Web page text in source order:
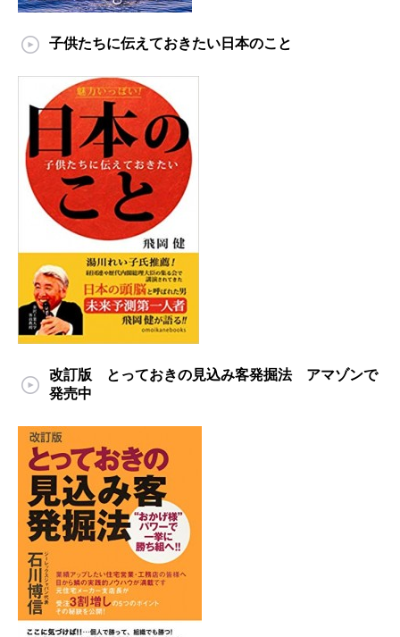
子供たちに伝えておきたい日本のこと
改訂版 とっておきの見込み客発掘法 アマゾンで
発売中